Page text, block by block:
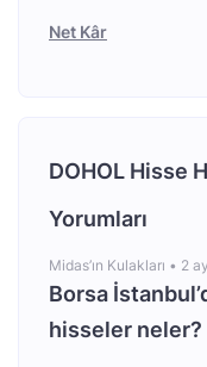
Net Kâr
DOHOL Hisse
Yorumları
Midas’ın Kulakları • 2
Borsa
hisseler neler?